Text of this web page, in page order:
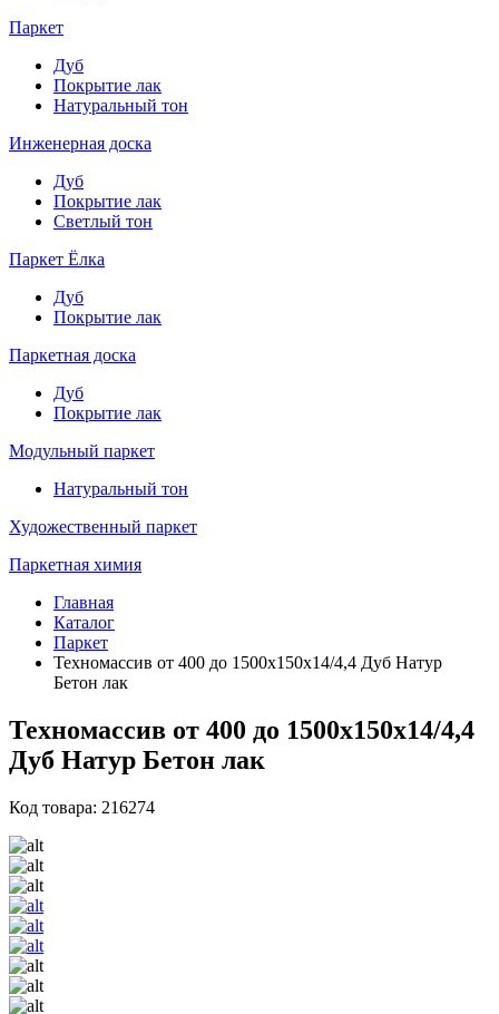
Паркет
Дуб
Покрытие лак
Натуральный тон
Инженерная доска
Дуб
Покрытие лак
Светлый тон
Паркет Ёлка
Дуб
Покрытие лак
Паркетная доска
Дуб
Покрытие лак
Модульный паркет
Натуральный тон
Художественный паркет
Паркетная химия
Главная
Каталог
Паркет
Техномассив от 400 до 1500х150х14/4,4 Дуб Натур
Бетон лак
Техномассив от 400 до 1500х150х14/4,4
Дуб Натур Бетон лак
Код товара: 216274